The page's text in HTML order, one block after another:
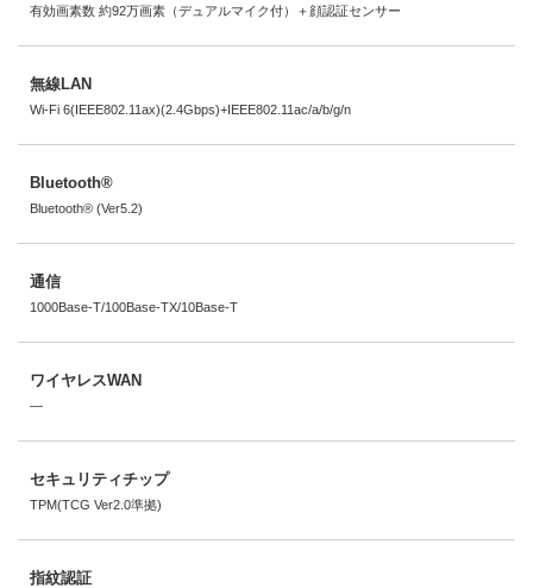
有効画素数 約92万画素（デュアルマイク付）＋顔認証センサー
無線LAN
Wi-Fi 6(IEEE802.11ax)(2.4Gbps)+IEEE802.11ac/a/b/g/n
Bluetooth®
Bluetooth® (Ver5.2)
通信
1000Base-T/100Base-TX/10Base-T
ワイヤレスWAN
―
セキュリティチップ
TPM(TCG Ver2.0準拠)
指紋認証